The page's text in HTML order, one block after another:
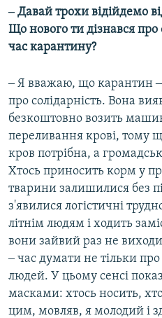
i
o
s
l
i
d
e
t
s
l
d
e
‒ Давай трохи відійдемо
Що нового ти дізнався про
час карантину?
‒ Я вважаю, що карантин ‒
про солідарність. Вона
безкоштовно возить
переливання крові, тому
кров потрібна, а
Хтось приносить корм у
тварини залишилися без
з'явилися логістичні
літнім людям і ходить
вони зайвий раз не
‒ час думати не тільки
людей. У цьому сенсі
масками: хтось носить,
цим, мовляв, я молодий і